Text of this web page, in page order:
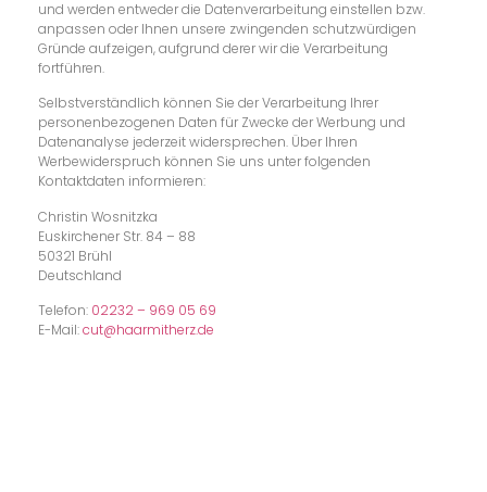
und werden entweder die Datenverarbeitung einstellen bzw.
anpassen oder Ihnen unsere zwingenden schutzwürdigen
Gründe aufzeigen, aufgrund derer wir die Verarbeitung
fortführen.
Selbstverständlich können Sie der Verarbeitung Ihrer
personenbezogenen Daten für Zwecke der Werbung und
Datenanalyse jederzeit widersprechen. Über Ihren
Werbewiderspruch können Sie uns unter folgenden
Kontaktdaten informieren:
Christin Wosnitzka
Euskirchener Str. 84 – 88
50321 Brühl
Deutschland
Telefon: 02232 – 969 05 69
E-Mail:cut@haarmitherz.de